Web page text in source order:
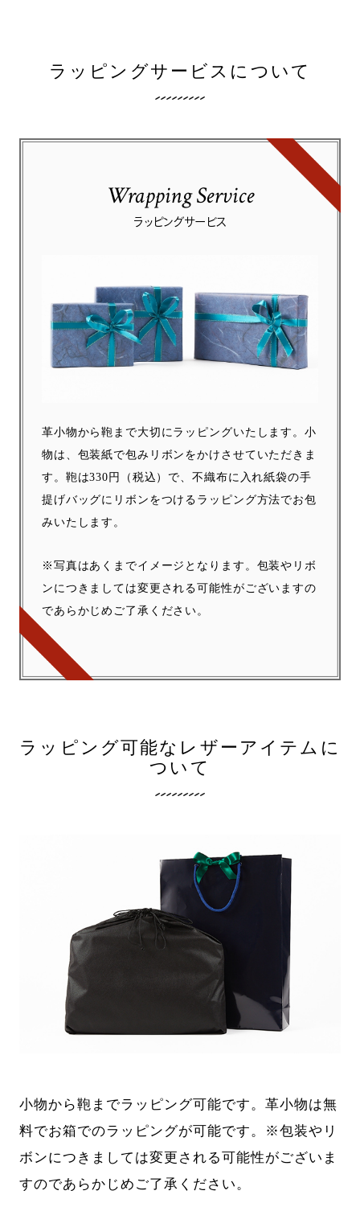
ラッピングサービスについて
Wrapping Service
ラッピングサービス
革小物から鞄まで大切にラッピングいたします。小
物は、包装紙で包みリボンをかけさせていただきま
す。鞄は330円（税込）で、不織布に入れ紙袋の手
提げバッグにリボンをつけるラッピング方法でお包
みいたします。
※写真はあくまでイメージとなります。包装やリボ
ンにつきましては変更される可能性がございますの
であらかじめご了承ください。
ラッピング可能なレザーアイテムに
ついて
小物から鞄までラッピング可能です。革小物は無
料でお箱でのラッピングが可能です。※包装やリ
ボンにつきましては変更される可能性がございま
すのであらかじめご了承ください。